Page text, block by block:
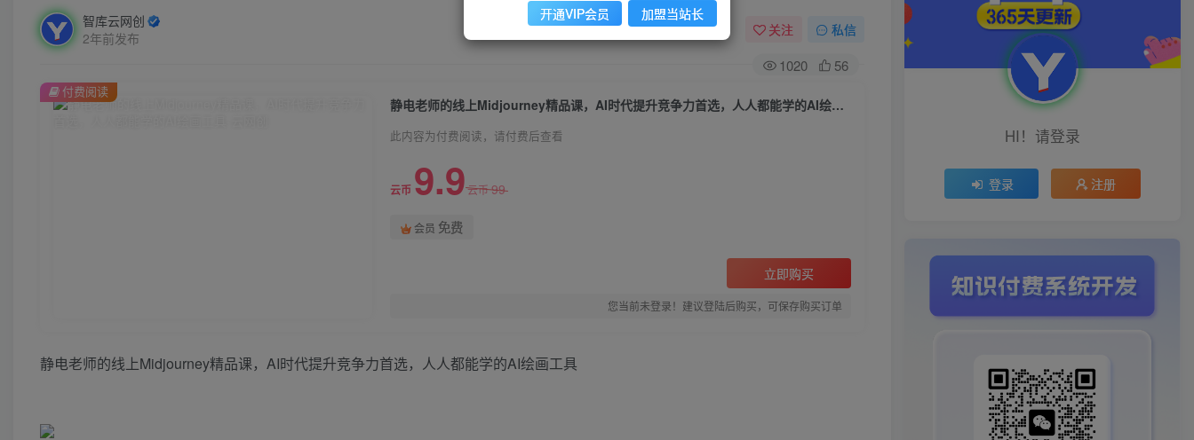
智库云网创
2年前发布
关注 私信
1020 56
静电老师的线上Midjourney精品课，AI时代提升竞争力首选，人人都能学的AI绘画工具
此内容为付费阅读，请付费后查看
云币 9.9云币99
会员 免费
立即购买
您当前未登录！建议登陆后购买，可保存购买订单
付费阅读
静电老师的线上Midjourney精品课，AI时代提升竞争力首选，人人都能学的AI绘画工具
HI！请登录
登录 注册
开通VIP会员 加盟当站长